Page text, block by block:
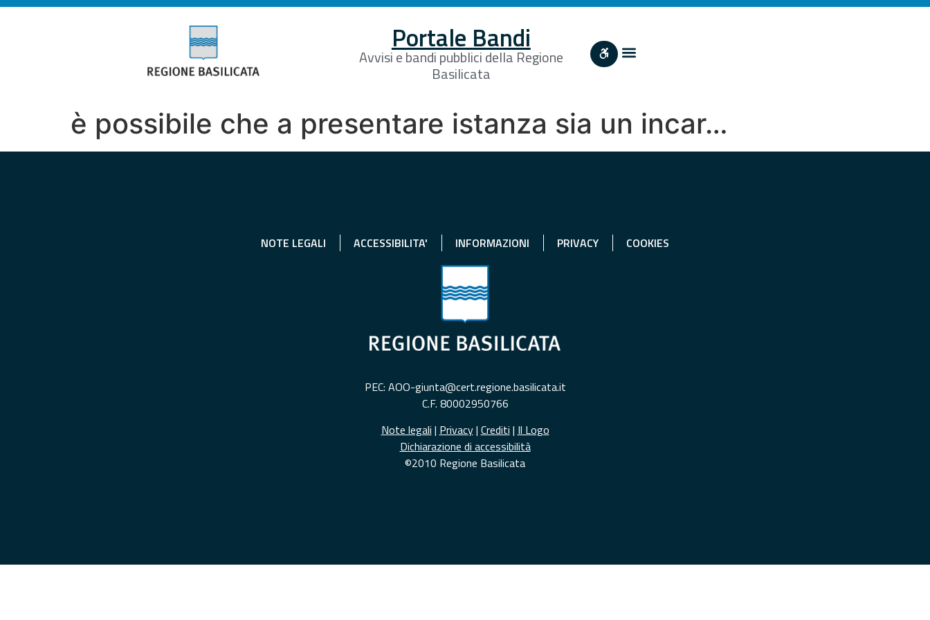
Portale Bandi
Avvisi e bandi pubblici della Regione
Basilicata
è possibile che a presentare istanza sia un incar…
NOTE LEGALI ACCESSIBILITA' INFORMAZIONI PRIVACY COOKIES
PEC: AOO-giunta@cert.regione.basilicata.it
C.F. 80002950766
Note legali | Privacy| Crediti | Il Logo
Dichiarazione di accessibilità
©2010 Regione Basilicata